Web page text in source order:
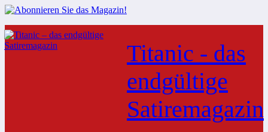
Zum
Inhalt
springen
Titanic - das
endgültige
Satiremagazin